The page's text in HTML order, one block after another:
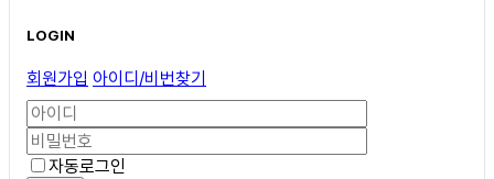
LOGIN
회원가입 아이디/비번찾기
자동로그인